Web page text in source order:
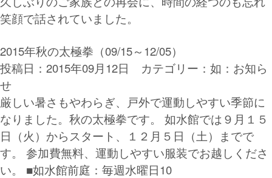
笑顔で話されていました。
2015年秋の太極拳（09/15～12/05）
投稿日：2015年09月12日 カテゴリー： 如：お知ら
せ
厳しい暑さもやわらぎ、戸外で運動しやすい季節に
なりました。秋の太極拳です。 如水館では９月１５
日（火）からスタート、１２月５日（土）までで
す。 参加費無料、運動しやすい服装でお越しくださ
い。 ■如水館前庭：毎週水曜日10